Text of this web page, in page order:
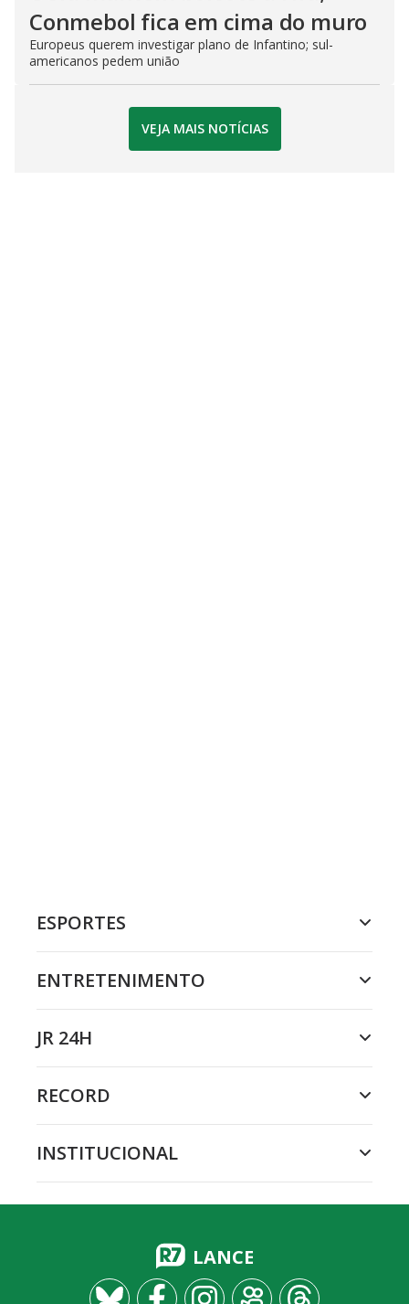
Conmebol fica em cima do muro
Europeus querem investigar plano de Infantino; sul-
americanos pedem união
VEJA MAIS NOTÍCIAS
ESPORTES
ENTRETENIMENTO
JR 24H
RECORD
INSTITUCIONAL
LANCE